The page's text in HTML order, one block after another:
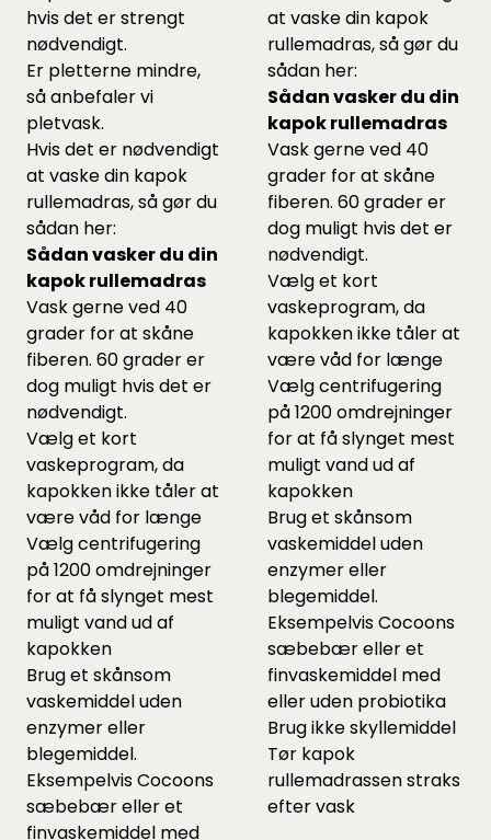
hvis det er strengt
nødvendigt.
Er pletterne mindre,
så anbefaler vi
pletvask.
Hvis det er nødvendigt
at vaske din kapok
rullemadras, så gør du
sådan her:
Sådan vasker du din
kapok rullemadras
Vask gerne ved 40
grader for at skåne
fiberen. 60 grader er
dog muligt hvis det er
nødvendigt.
Vælg et kort
vaskeprogram, da
kapokken ikke tåler at
være våd for længe
Vælg centrifugering
på 1200 omdrejninger
for at få slynget mest
muligt vand ud af
kapokken
Brug et skånsom
vaskemiddel uden
enzymer eller
blegemiddel.
Eksempelvis Cocoons
sæbebæreller et
finvaskemiddel med
at vaske din kapok
rullemadras, så gør du
sådan her:
Sådan vasker du din
kapok rullemadras
Vask gerne ved 40
grader for at skåne
fiberen. 60 grader er
dog muligt hvis det er
nødvendigt.
Vælg et kort
vaskeprogram, da
kapokken ikke tåler at
være våd for længe
Vælg centrifugering
på 1200 omdrejninger
for at få slynget mest
muligt vand ud af
kapokken
Brug et skånsom
vaskemiddel uden
enzymer eller
blegemiddel.
Eksempelvis Cocoons
sæbebæreller et
finvaskemiddel med
eller uden probiotika
Brug ikke skyllemiddel
Tør kapok
rullemadrassen straks
efter vask